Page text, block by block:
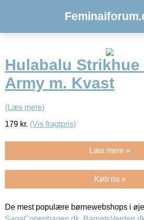
Hulabalu Strikhue
Army m. Kvast
(Læs mere)
179 kr. (Vis fragtpris)
Læs mere »
Køb nu »
De mest populære børnewebshops i